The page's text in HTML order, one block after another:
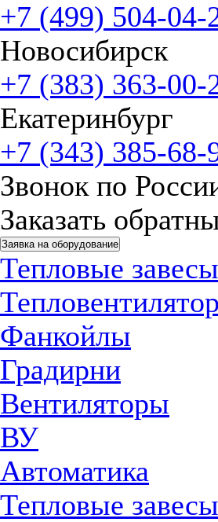
+7 (499) 504-04-
Новосибирск
+7 (383) 363-00-
Екатеринбург
+7 (343) 385-68-
Звонок по
Заказать
Заявка на оборудование
Тепловые завесы
Фанкойлы
Градирни
Вентиляторы
ВУ
Автоматика
Тепловые завесы